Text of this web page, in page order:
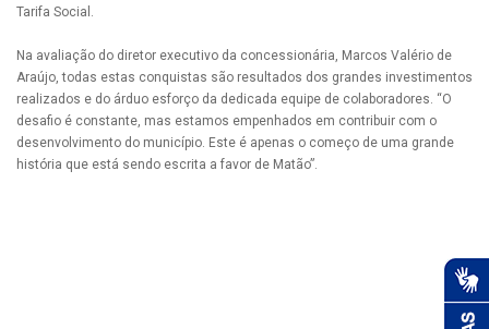
Tarifa Social.
Na avaliação do diretor executivo da concessionária, Marcos Valério de
Araújo, todas estas conquistas são resultados dos grandes investimentos
realizados e do árduo esforço da dedicada equipe de colaboradores. “O
desafio é constante, mas estamos empenhados em contribuir com o
desenvolvimento do município. Este é apenas o começo de uma grande
história que está sendo escrita a favor de Matão”.